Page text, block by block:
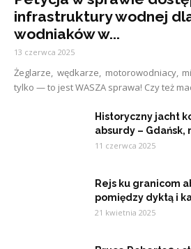
infrastruktury wodnej
wodniaków w...
13 czerwca 2025
Żeglarze, wędkarze, motorowodniacy,
tylko — to jest WASZA sprawa! Czy też
Historyczny jacht
absurdy – Gdańsk,
11 czerwca 2025
Rejs ku granicom
pomiędzy dyktą i
21 kwietnia 2025